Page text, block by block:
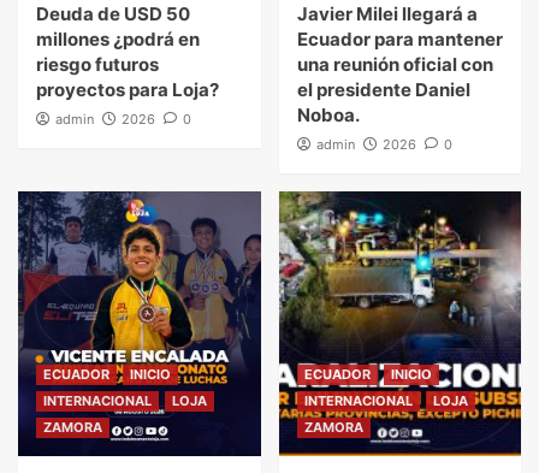
Deuda de USD 50
millones ¿podrá en
riesgo futuros
proyectos para Loja?
admin 2026 0
Javier Milei llegará a
Ecuador para mantener
una reunión oficial con
el presidente Daniel
Noboa.
admin 2026 0
ECUADOR
INICIO
INTERNACIONAL
LOJA
ZAMORA
ECUADOR
INICIO
INTERNACIONAL
LOJA
ZAMORA